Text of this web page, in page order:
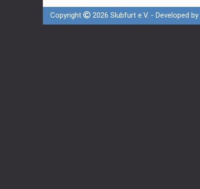
Copyright 2026 Slubfurt e.V. - Developed by